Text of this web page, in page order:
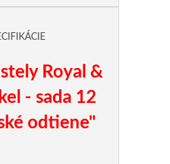
Royal &
- sada 12
odtiene"